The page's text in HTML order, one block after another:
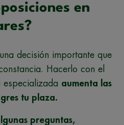
en
decisión importante que
Hacerlo con el
aumenta las
tu plaza.
preguntas,